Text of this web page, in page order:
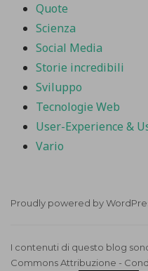
Quote
Scienza
Social Media
Storie incredibili
Sviluppo
Tecnologie Web
User-Experience &
Vario
Proudly powered by
I contenuti di questo blog
Commons Attribuzione -